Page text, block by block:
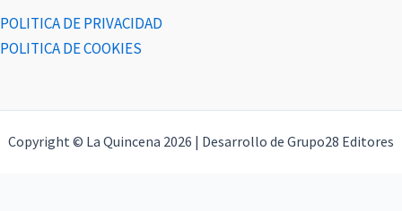
POLITICA DE PRIVACIDAD
POLITICA DE COOKIES
Copyright © La Quincena 2026 | Desarrollo de Grupo28 Editores